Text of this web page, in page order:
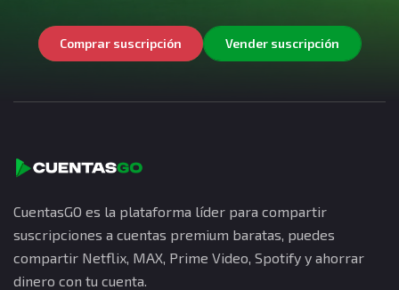
Comprar suscripción Vender suscripción
CuentasGO es la plataforma líder para compartir
suscripciones a cuentas premium baratas, puedes
compartir Netflix, MAX, Prime Video, Spotify y ahorrar
dinero con tu cuenta.